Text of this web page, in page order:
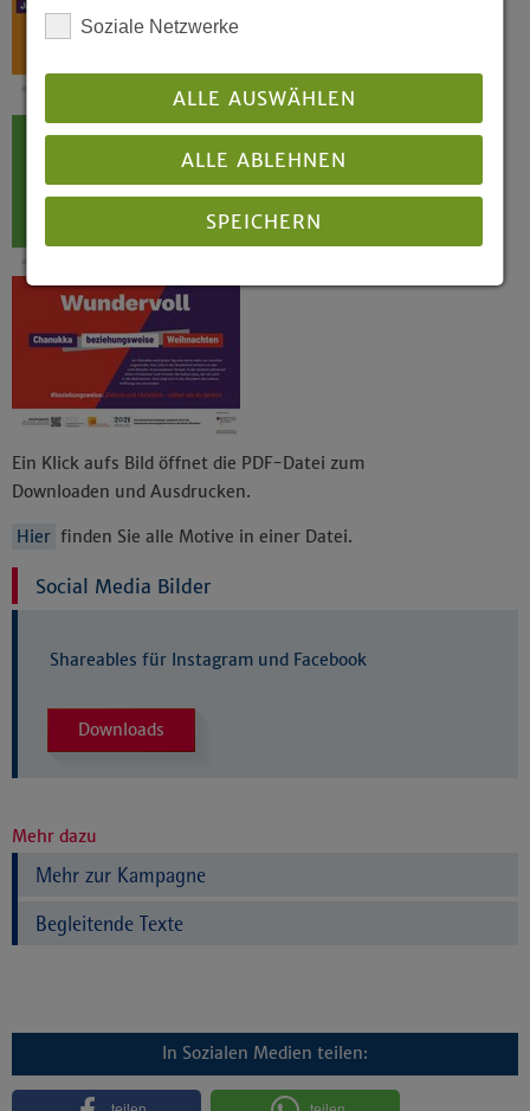
Ein Klick aufs Bild öffnet die PDF-Datei zum
Downloaden und Ausdrucken.
Hier finden Sie alle Motive in einer Datei.
Social Media Bilder
Shareables für Instagram und Facebook
Downloads
Mehr dazu
Mehr zur Kampagne
Begleitende Texte
In Sozialen Medien teilen:
Soziale Netzwerke
ALLE AUSWÄHLEN
ALLE ABLEHNEN
SPEICHERN
Impressum